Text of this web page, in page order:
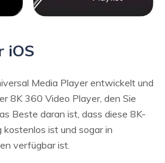
iOS
Media Player entwickelt und
8K 360 Video Player, den Sie
Beste daran ist, dass diese 8K-
ist und sogar in
verfügbar ist.